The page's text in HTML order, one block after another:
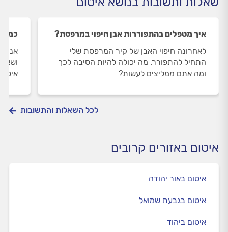
איך מטפלים בהתפוררות אבן חיפוי במרפסת?
לאחרונה חיפוי האבן של קיר המרפסת שלי
התחיל להתפורר. מה יכולה להיות הסיבה לכך
ומה אתם ממליצים לעשות?
כמה
אנו
לכל השאלות והתשובות
איטום באזורים קרובים
איטום באור יהודה
איטום בגבעת שמואל
איטום ביהוד